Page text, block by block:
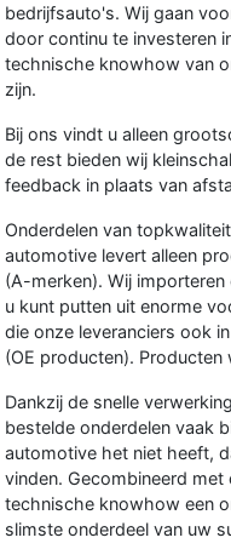
bedrijfsauto's. Wij gaan
door continu te investeren
technische knowhow van
zijn.
Bij ons vindt u alleen
de rest bieden wij
feedback in plaats van
Onderdelen van
automotive levert alleen
(A-merken). Wij
u kunt putten uit enorme
die onze leveranciers ook
(OE producten).
Dankzij de snelle
bestelde onderdelen vaak
automotive het niet heeft,
vinden. Gecombineerd
technische knowhow een
slimste onderdeel van uw